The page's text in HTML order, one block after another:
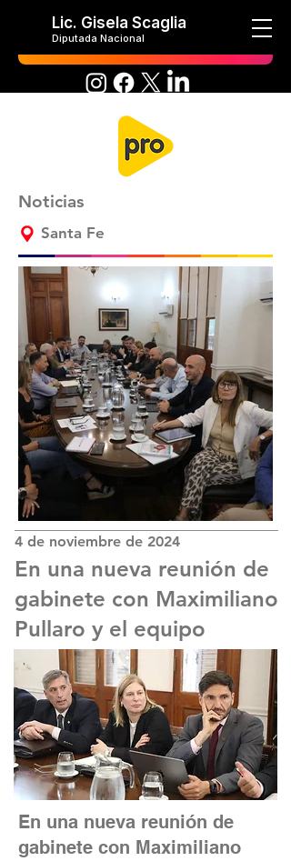
Lic. Gisela Scaglia
Diputada Nacional
Noticias
Santa Fe
4 de noviembre de 2024
En una nueva reunión de
gabinete con Maximiliano
Pullaro y el equipo
En una nueva reunión de
gabinete con Maximiliano